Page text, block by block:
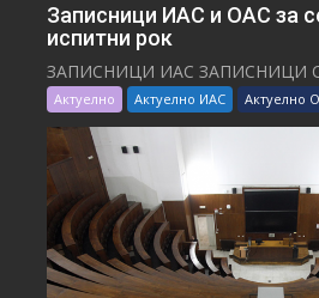
Записници ИАС и ОАС за
испитни рок
ЗАПИСНИЦИ ИАС ЗАПИСНИЦИ
Актуелно Актуелно ИАС Актуелно